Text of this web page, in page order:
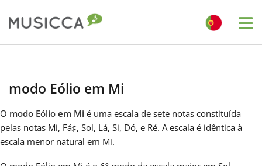
Dansk
modo Eólio em Mi
O modo Eólio em Mi é uma escala de sete notas constituída
pelas notas Mi, Fá♯, Sol, Lá, Si, Dó, e Ré. A escala é idêntica à
escala menor natural em Mi.